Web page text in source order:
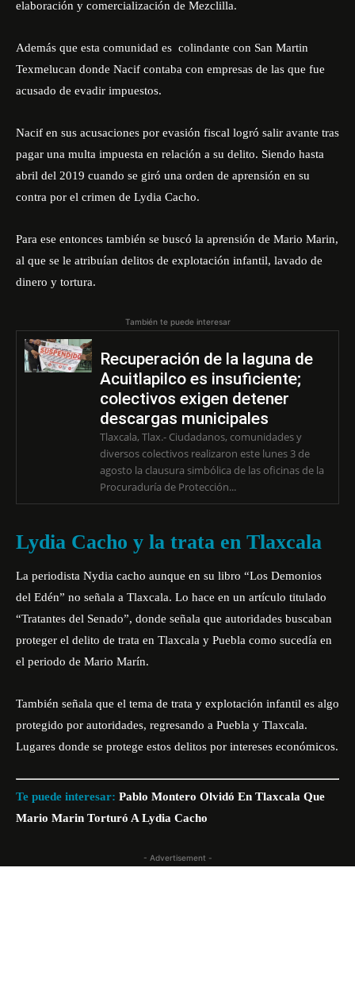
elaboración y comercialización de Mezclilla.
Además que esta comunidad es colindante con San Martin
Texmelucan donde Nacif contaba con empresas de las que fue
acusado de evadir impuestos.
Nacif en sus acusaciones por evasión fiscal logró salir avante tras
pagar una multa impuesta en relación a su delito. Siendo hasta
abril del 2019 cuando se giró una orden de aprensión en su
contra por el crimen de Lydia Cacho.
Para ese entonces también se buscó la aprensión de Mario Marin,
al que se le atribuían delitos de explotación infantil, lavado de
dinero y tortura.
También te puede interesar
Recuperación de la laguna de
Acuitlapilco es insuficiente;
colectivos exigen detener
descargas municipales
Tlaxcala, Tlax.- Ciudadanos, comunidades y
diversos colectivos realizaron este lunes 3 de
agosto la clausura simbólica de las oficinas de la
Procuraduría de Protección...
Lydia Cacho y la trata en Tlaxcala
La periodista Nydia cacho aunque en su libro “Los Demonios
del Edén” no señala a Tlaxcala. Lo hace en un artículo titulado
“Tratantes del Senado”, donde señala que autoridades buscaban
proteger el delito de trata en Tlaxcala y Puebla como sucedía en
el periodo de Mario Marín.
También señala que el tema de trata y explotación infantil es algo
protegido por autoridades, regresando a Puebla y Tlaxcala.
Lugares donde se protege estos delitos por intereses económicos.
Te puede interesar: Pablo Montero Olvidó En Tlaxcala Que
Mario Marin Torturó A Lydia Cacho
- Advertisement -